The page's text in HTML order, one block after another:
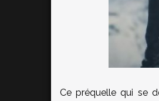
Ce préquelle qui se